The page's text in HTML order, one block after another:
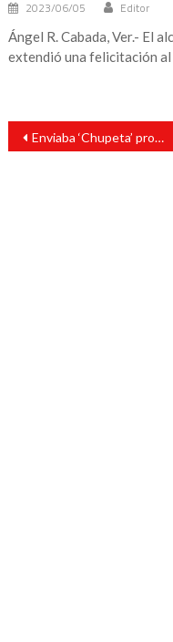
2023/06/05 Editor
Ángel R. Cabada, Ver.- El
extendió una felicitación
Navegación
entradas
Enviaba ‘Chupeta’ prostitutas y regalos a agentes de la DEA en Colombia